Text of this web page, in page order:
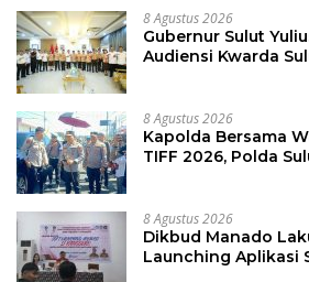
8 Agustus 2026
Gubernur Sulut
Audiensi Kwarda
8 Agustus 2026
Kapolda Bersama
TIFF 2026, Polda
8 Agustus 2026
Dikbud Manado
Launching Aplikasi